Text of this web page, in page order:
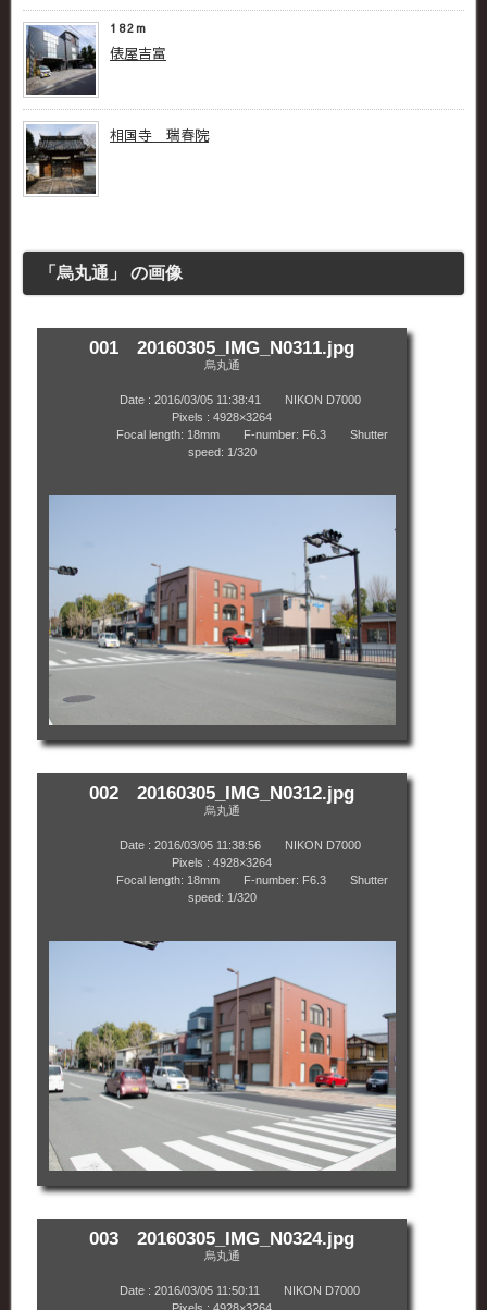
182m
俵屋吉富
相国寺 瑞春院
「烏丸通」 の画像
001 20160305_IMG_N0311.jpg
烏丸通
Date : 2016/03/05 11:38:41 NIKON D7000
Pixels : 4928×3264
Focal length: 18mm F-number: F6.3 Shutter
speed: 1/320
002 20160305_IMG_N0312.jpg
烏丸通
Date : 2016/03/05 11:38:56 NIKON D7000
Pixels : 4928×3264
Focal length: 18mm F-number: F6.3 Shutter
speed: 1/320
003 20160305_IMG_N0324.jpg
烏丸通
Date : 2016/03/05 11:50:11 NIKON D7000